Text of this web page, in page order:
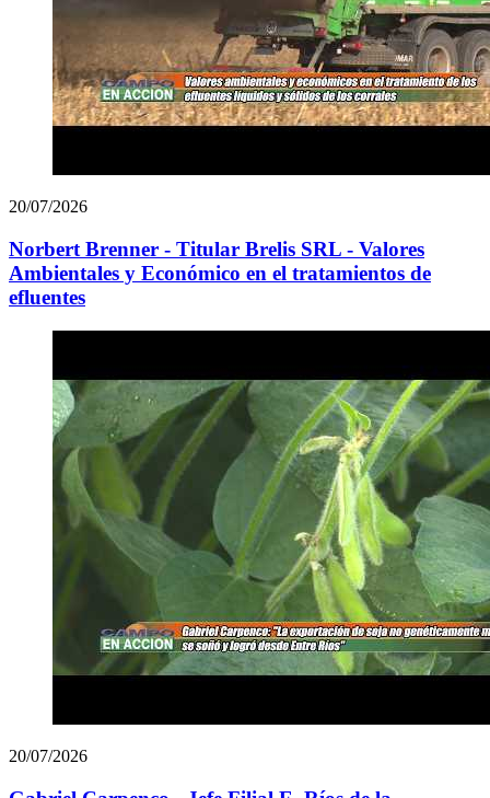
20/07/2026
Norbert Brenner - Titular Brelis SRL - Valores
Ambientales y Económico en el tratamientos de
efluentes
20/07/2026